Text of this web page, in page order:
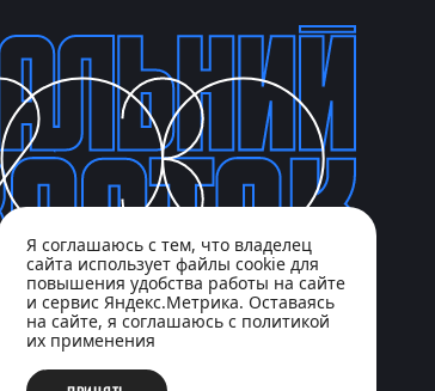
Я соглашаюсь с тем, что владелец
сайта использует файлы cookie для
повышения удобства работы на сайте
и сервис Яндекс.Метрика. Оставаясь
на сайте, я соглашаюсь с политикой
их применения